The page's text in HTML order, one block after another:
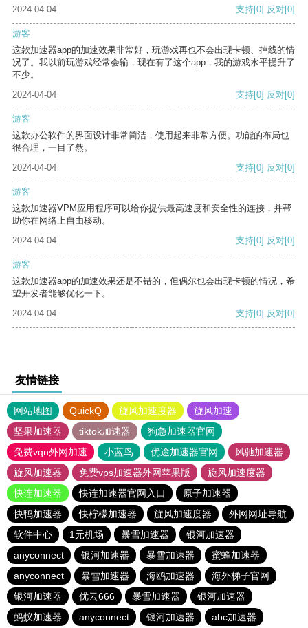
2024-04-04
支持[0] 反对[0]
游客
这款加速器app的加速效果非常好，玩游戏再也不会出现卡顿、掉线的情
况了。我以前玩游戏经常会输，现在有了这个app，我的游戏水平提升了
不少。
2024-04-04
支持[0] 反对[0]
游客
这款办公软件的界面设计非常简洁，使用起来非常方便。功能的布局也
很合理，一目了然。
2024-04-04
支持[0] 反对[0]
游客
这款加速器VPM应用程序可以给你提供最高速度和安全性的连接，并帮
助你在网络上自由移动。
2024-04-04
支持[0] 反对[0]
游客
这款加速器app的加速效果还是不错的，但偶尔也会出现卡顿的情况，希
望开发者能够优化一下。
2024-04-04
支持[0] 反对[0]
友情链接
网站地图 QuickQ 旋风加速度器
旋风加速
坚果加速器
tiktok加速器
狗急加速器官网
免费vqn外网加速
小蓝鸟 优途加速器官网
风驰加速器
旋风加速器
免费vps加速器外网苹果版
旋风加速度器
快连加速器
快连加速器官网入口
原子加速器
快鸭加速器
快柠檬加速器 旋风加速度器
外网网址导航
软件中心
1元机场 暴雪加速器
银河加速器
anyconnect
银河加速器 暴雪加速器
蜜蜂加速器
anyconnect
暴雪加速器 海鸥加速器
海外梯子官网
银河加速器
优云666 暴雪加速器
银河加速器
蚂蚁加速器
anyconnect 银河加速器 abc加速器